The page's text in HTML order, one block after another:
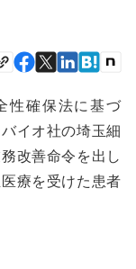
性確保法に基づ
イオ社の埼玉細
改善命令を出し
療を受けた患者